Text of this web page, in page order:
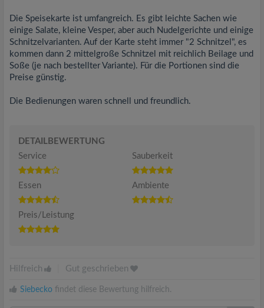
Die Speisekarte ist umfangreich. Es gibt leichte Sachen wie
einige Salate, kleine Vesper, aber auch Nudelgerichte und einige
Schnitzelvarianten. Auf der Karte steht immer "2 Schnitzel", es
kommen dann 2 mittelgroße Schnitzel mit reichlich Beilage und
Soße (je nach bestellter Variante). Für die Portionen sind die
Preise günstig.
Die Bedienungen waren schnell und freundlich.
DETAILBEWERTUNG
Service
Sauberkeit
Essen Ambiente
Preis/Leistung
Hilfreich Gut geschrieben
Siebecko findet diese Bewertung hilfreich.